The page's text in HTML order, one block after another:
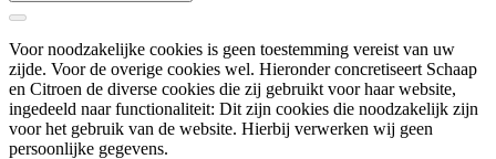
Voor noodzakelijke cookies is geen toestemming vereist van uw
zijde. Voor de overige cookies wel. Hieronder concretiseert Schaap
en Citroen de diverse cookies die zij gebruikt voor haar website,
ingedeeld naar functionaliteit: Dit zijn cookies die noodzakelijk zijn
voor het gebruik van de website. Hierbij verwerken wij geen
persoonlijke gegevens.